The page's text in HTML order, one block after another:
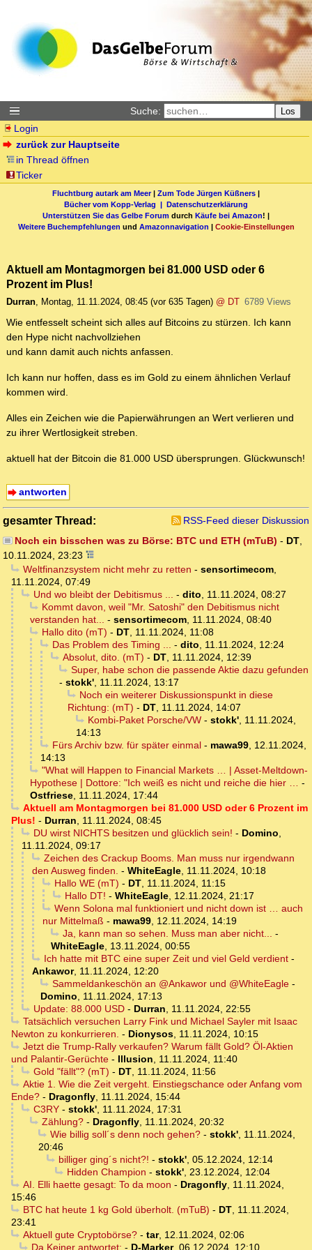
Suche: Los
Login
zurück zur Hauptseite
in Thread öffnen
Ticker
Fluchtburg autark am Meer| Zum Tode Jürgen Küßners |
Bücher vom Kopp-Verlag | Datenschutzerklärung
Unterstützen Sie das Gelbe Forum durch Käufe bei Amazon! |
Weitere Buchempfehlungen und Amazonnavigation | Cookie-Einstellungen
Aktuell am Montagmorgen bei 81.000 USD oder 6
Prozent im Plus!
Durran, Montag, 11.11.2024, 08:45 (vor 635 Tagen) @ DT 6789 Views
Wie entfesselt scheint sich alles auf Bitcoins zu stürzen. Ich kann
den Hype nicht nachvollziehen
und kann damit auch nichts anfassen.
Ich kann nur hoffen, dass es im Gold zu einem ähnlichen Verlauf
kommen wird.
Alles ein Zeichen wie die Papierwährungen an Wert verlieren und
zu ihrer Wertlosigkeit streben.
aktuell hat der Bitcoin die 81.000 USD übersprungen. Glückwunsch!
antworten
gesamter Thread:
RSS-Feed dieser Diskussion
Noch ein bisschen was zu Börse: BTC und ETH (mTuB) - DT,
10.11.2024, 23:23
Weltfinanzsystem nicht mehr zu retten - sensortimecom,
11.11.2024, 07:49
Und wo bleibt der Debitismus ... - dito, 11.11.2024, 08:27
Kommt davon, weil "Mr. Satoshi" den Debitismus nicht
verstanden hat... - sensortimecom, 11.11.2024, 08:40
Hallo dito (mT) - DT, 11.11.2024, 11:08
Das Problem des Timing ... - dito, 11.11.2024, 12:24
Absolut, dito. (mT) - DT, 11.11.2024, 12:39
Super, habe schon die passende Aktie dazu gefunden
- stokk', 11.11.2024, 13:17
Noch ein weiterer Diskussionspunkt in diese
Richtung: (mT) - DT, 11.11.2024, 14:07
Kombi-Paket Porsche/VW- stokk', 11.11.2024,
14:13
Fürs Archiv bzw. für später einmal- mawa99, 12.11.2024,
14:13
"What will Happen to Financial Markets … | Asset-Meltdown-
Hypothese | Dottore: "Ich weiß es nicht und reiche die hier … -
Ostfriese, 11.11.2024, 17:44
Aktuell am Montagmorgen bei 81.000 USD oder 6 Prozent im
Plus! - Durran, 11.11.2024, 08:45
DU wirst NICHTS besitzen und glücklich sein! - Domino,
11.11.2024, 09:17
Zeichen des Crackup Booms. Man muss nur irgendwann
den Ausweg finden. - WhiteEagle, 11.11.2024, 10:18
Hallo WE (mT) - DT, 11.11.2024, 11:15
Hallo DT! - WhiteEagle, 12.11.2024, 21:17
Wenn Solona mal funktioniert und nicht down ist … auch
nur Mittelmaß - mawa99, 12.11.2024, 14:19
Ja, kann man so sehen. Muss man aber nicht... -
WhiteEagle, 13.11.2024, 00:55
Ich hatte mit BTC eine super Zeit und viel Geld verdient-
Ankawor, 11.11.2024, 12:20
Sammeldankeschön an @Ankawor und @WhiteEagle-
Domino, 11.11.2024, 17:13
Update: 88.000 USD- Durran, 11.11.2024, 22:55
Tatsächlich versuchen Larry Fink und Michael Sayler mit Isaac
Newton zu konkurrieren. - Dionysos, 11.11.2024, 10:15
Jetzt die Trump-Rally verkaufen? Warum fällt Gold? Öl-Aktien
und Palantir-Gerüchte - Illusion, 11.11.2024, 11:40
Gold "fällt"? (mT) - DT, 11.11.2024, 11:56
Aktie 1. Wie die Zeit vergeht. Einstiegschance oder Anfang vom
Ende? - Dragonfly, 11.11.2024, 15:44
C3RY- stokk', 11.11.2024, 17:31
Zählung?- Dragonfly, 11.11.2024, 20:32
Wie billig soll´s denn noch gehen?- stokk', 11.11.2024,
20:46
billiger ging´s nicht?! - stokk', 05.12.2024, 12:14
Hidden Champion - stokk', 23.12.2024, 12:04
AI. Elli haette gesagt: To da moon - Dragonfly, 11.11.2024,
15:46
BTC hat heute 1 kg Gold überholt. (mTuB) - DT, 11.11.2024,
23:41
Aktuell gute Cryptobörse?- tar, 12.11.2024, 02:06
Da Keiner antwortet: - D-Marker, 06.12.2024, 12:10